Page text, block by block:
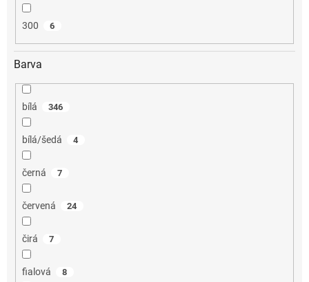
300 6
Barva
bílá 346
bílá/šedá 4
černá 7
červená 24
čirá 7
fialová 8